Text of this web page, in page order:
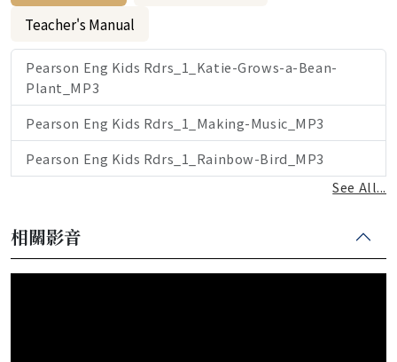
Teacher's Manual
Pearson Eng Kids Rdrs_1_Katie-Grows-a-Bean-
Plant_MP3
Pearson Eng Kids Rdrs_1_Making-Music_MP3
Pearson Eng Kids Rdrs_1_Rainbow-Bird_MP3
See All...
相關影音